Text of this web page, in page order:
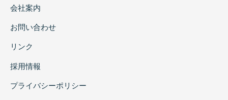
会社案内
お問い合わせ
リンク
採用情報
プライバシーポリシー